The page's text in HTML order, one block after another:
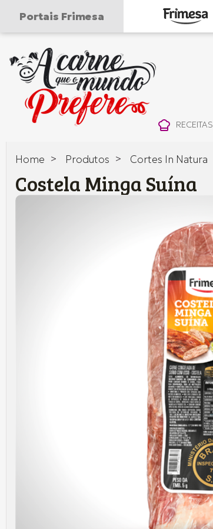
Portais Frimesa
A
carne
que
mundo
prefere
RECEITAS
Home > Produtos > Cortes In Natura
Costela Minga Suína